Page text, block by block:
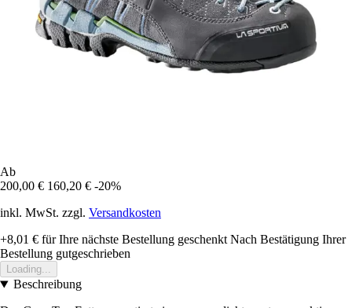
Ab
200,00 € 160,20 € -20%
inkl. MwSt. zzgl. Versandkosten
+8,01 € für Ihre nächste Bestellung geschenkt Nach Bestätigung Ihrer
Bestellung gutgeschrieben
Loading...
Beschreibung